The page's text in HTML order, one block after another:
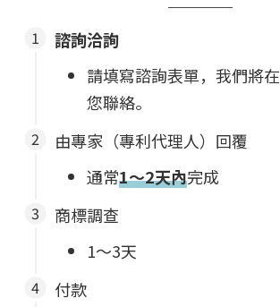
諮詢洽詢
請填寫諮詢表單，我們將在
您聯絡。
由專家（專利代理人）回覆
通常1～2天內完成
商標調查
1～3天
付款